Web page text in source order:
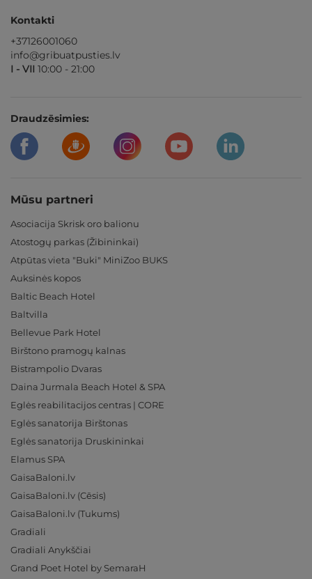
Kontakti
+37126001060
info@gribuatpusties.lv
I - VII 10:00 - 21:00
Draudzēsimies:
Mūsu partneri
Asociacija Skrisk oro balionu
Atostogų parkas (Žibininkai)
Atpūtas vieta "Buki" MiniZoo BUKS
Auksinės kopos
Baltic Beach Hotel
Baltvilla
Bellevue Park Hotel
Birštono pramogų kalnas
Bistrampolio Dvaras
Daina Jurmala Beach Hotel & SPA
Eglės reabilitacijos centras | CORE
Eglės sanatorija Birštonas
Eglės sanatorija Druskininkai
Elamus SPA
GaisaBaloni.lv
GaisaBaloni.lv (Cēsis)
GaisaBaloni.lv (Tukums)
Gradiali
Gradiali Anykščiai
Grand Poet Hotel by SemaraH